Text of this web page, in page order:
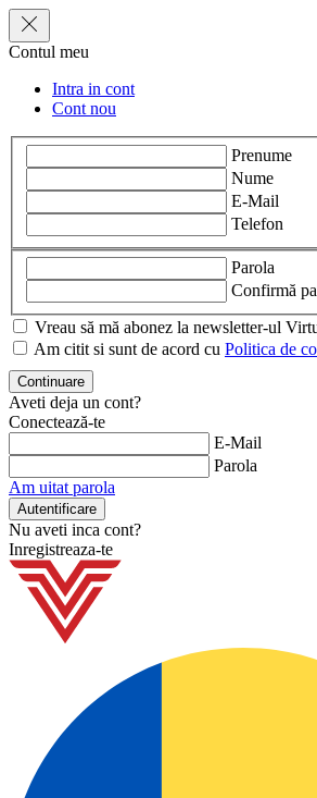
Contul meu
Intra in cont
Cont nou
Prenume
Nume
E-Mail
Telefon
Parola
Confirmă
Vreau să mă abonez la newsletter-ul
Am citit si sunt de acord cu Politica de
Aveti deja un cont?
Conectează-te
E-Mail
Parola
Am uitat parola
Nu aveti inca cont?
Inregistreaza-te